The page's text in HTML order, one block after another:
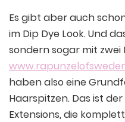
Es gibt aber auch
im Dip Dye Look. Und
sondern sogar mit
haben also eine
Haarspitzen. Das ist
Extensions, die